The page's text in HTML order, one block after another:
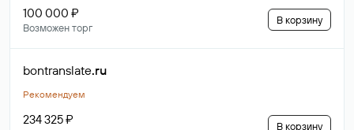
100 000 ₽
Возможен торг
В корзину
bontranslate.ru
Рекомендуем
234 325 ₽ В корзину